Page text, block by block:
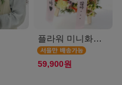
플라워 미니화환 A(서울)
59,900원